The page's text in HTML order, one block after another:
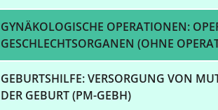
GYNÄKOLOGISCHE OPERATIONEN:
GESCHLECHTSORGANEN (OHNE
GEBURTSHILFE: VERSORGUNG VON
DER GEBURT (PM-GEBH)